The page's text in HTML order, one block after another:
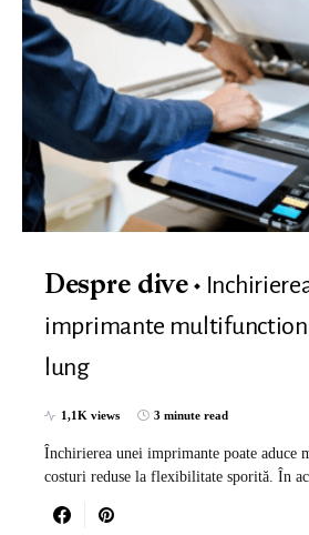
Despre dive
imprimante
lung
1,1K views 3 minute read
Închirierea unei imprimante poate aduce
costuri reduse la flexibilitate sporită. În